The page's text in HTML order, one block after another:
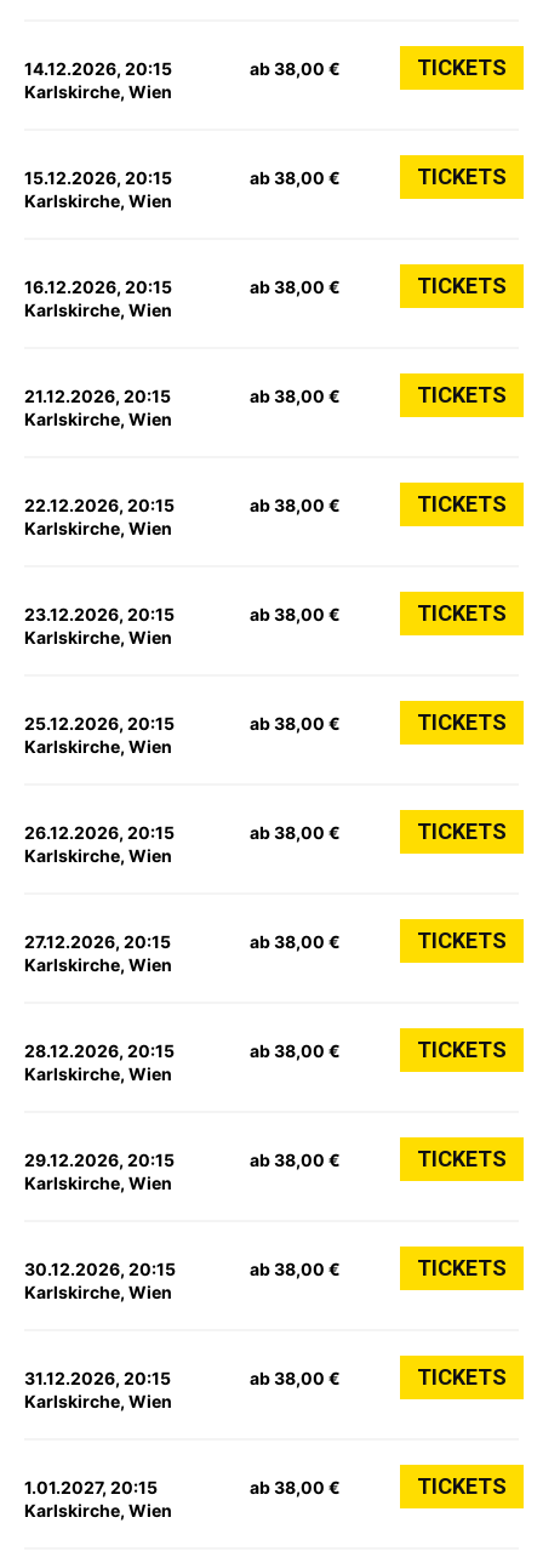
14.12.2026, 20:15
Karlskirche, Wien
ab 38,00 € TICKETS
15.12.2026, 20:15
Karlskirche, Wien
ab 38,00 € TICKETS
16.12.2026, 20:15
Karlskirche, Wien
ab 38,00 € TICKETS
21.12.2026, 20:15
Karlskirche, Wien
ab 38,00 € TICKETS
22.12.2026, 20:15
Karlskirche, Wien
ab 38,00 € TICKETS
23.12.2026, 20:15
Karlskirche, Wien
ab 38,00 € TICKETS
25.12.2026, 20:15
Karlskirche, Wien
ab 38,00 € TICKETS
26.12.2026, 20:15
Karlskirche, Wien
ab 38,00 € TICKETS
27.12.2026, 20:15
Karlskirche, Wien
ab 38,00 € TICKETS
28.12.2026, 20:15
Karlskirche, Wien
ab 38,00 € TICKETS
29.12.2026, 20:15
Karlskirche, Wien
ab 38,00 € TICKETS
30.12.2026, 20:15
Karlskirche, Wien
ab 38,00 € TICKETS
31.12.2026, 20:15
Karlskirche, Wien
ab 38,00 € TICKETS
1.01.2027, 20:15
Karlskirche, Wien
ab 38,00 € TICKETS